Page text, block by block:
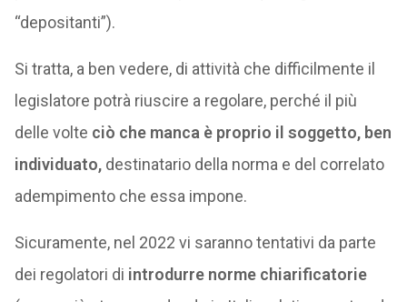
“depositanti”).
Si tratta, a ben vedere, di attività che difficilmente il
legislatore potrà riuscire a regolare, perché il più
delle volte ciò che manca è proprio il soggetto, ben
individuato,destinatario della norma e del correlato
adempimento che essa impone.
Sicuramente, nel 2022 vi saranno tentativi da parte
dei regolatori di introdurre norme chiarificatorie